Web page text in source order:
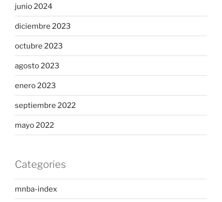
junio 2024
diciembre 2023
octubre 2023
agosto 2023
enero 2023
septiembre 2022
mayo 2022
Categories
mnba-index